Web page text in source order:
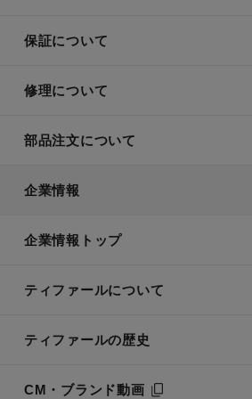
保証について
修理について
部品注文について
企業情報
企業情報トップ
ティファールについて
ティファールの歴史
CM・ブランド動画